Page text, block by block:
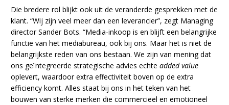
Die bredere rol blijkt ook uit de veranderde gesprekken met de
klant. “Wij zijn veel meer dan een leverancier”, zegt Managing
director Sander Bots. “Media-inkoop is en blijft een belangrijke
functie van het mediabureau, ook bij ons. Maar het is niet de
belangrijkste reden van ons bestaan. We zijn van mening dat
ons geïntegreerde strategische advies echteadded value
oplevert, waardoor extra effectiviteit boven op de extra
efficiency komt. Alles staat bij ons in het teken van het
bouwen van sterke merken die commercieel en emotioneel